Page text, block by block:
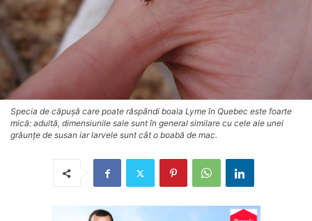
Specia de căpușă care poate răspândi boala Lyme în Quebec este foarte
mică: adultă, dimensiunile sale sunt în general similare cu cele ale unei
grăunțe de susan iar larvele sunt cât o boabă de mac.